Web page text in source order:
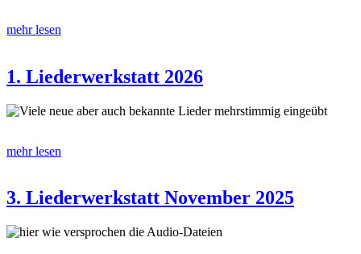
mehr lesen
1. Liederwerkstatt 2026
Viele neue aber auch bekannte Lieder mehrstimmig eingeübt
mehr lesen
3. Liederwerkstatt November 2025
hier wie versprochen die Audio-Dateien